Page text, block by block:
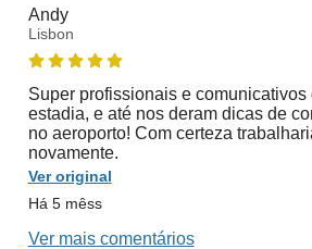
Andy
Lisbon
Super profissionais e comunicativos
estadia, e até nos deram dicas de
no aeroporto! Com certeza
novamente.
Ver original
Há 5 mêss
Ver mais comentários